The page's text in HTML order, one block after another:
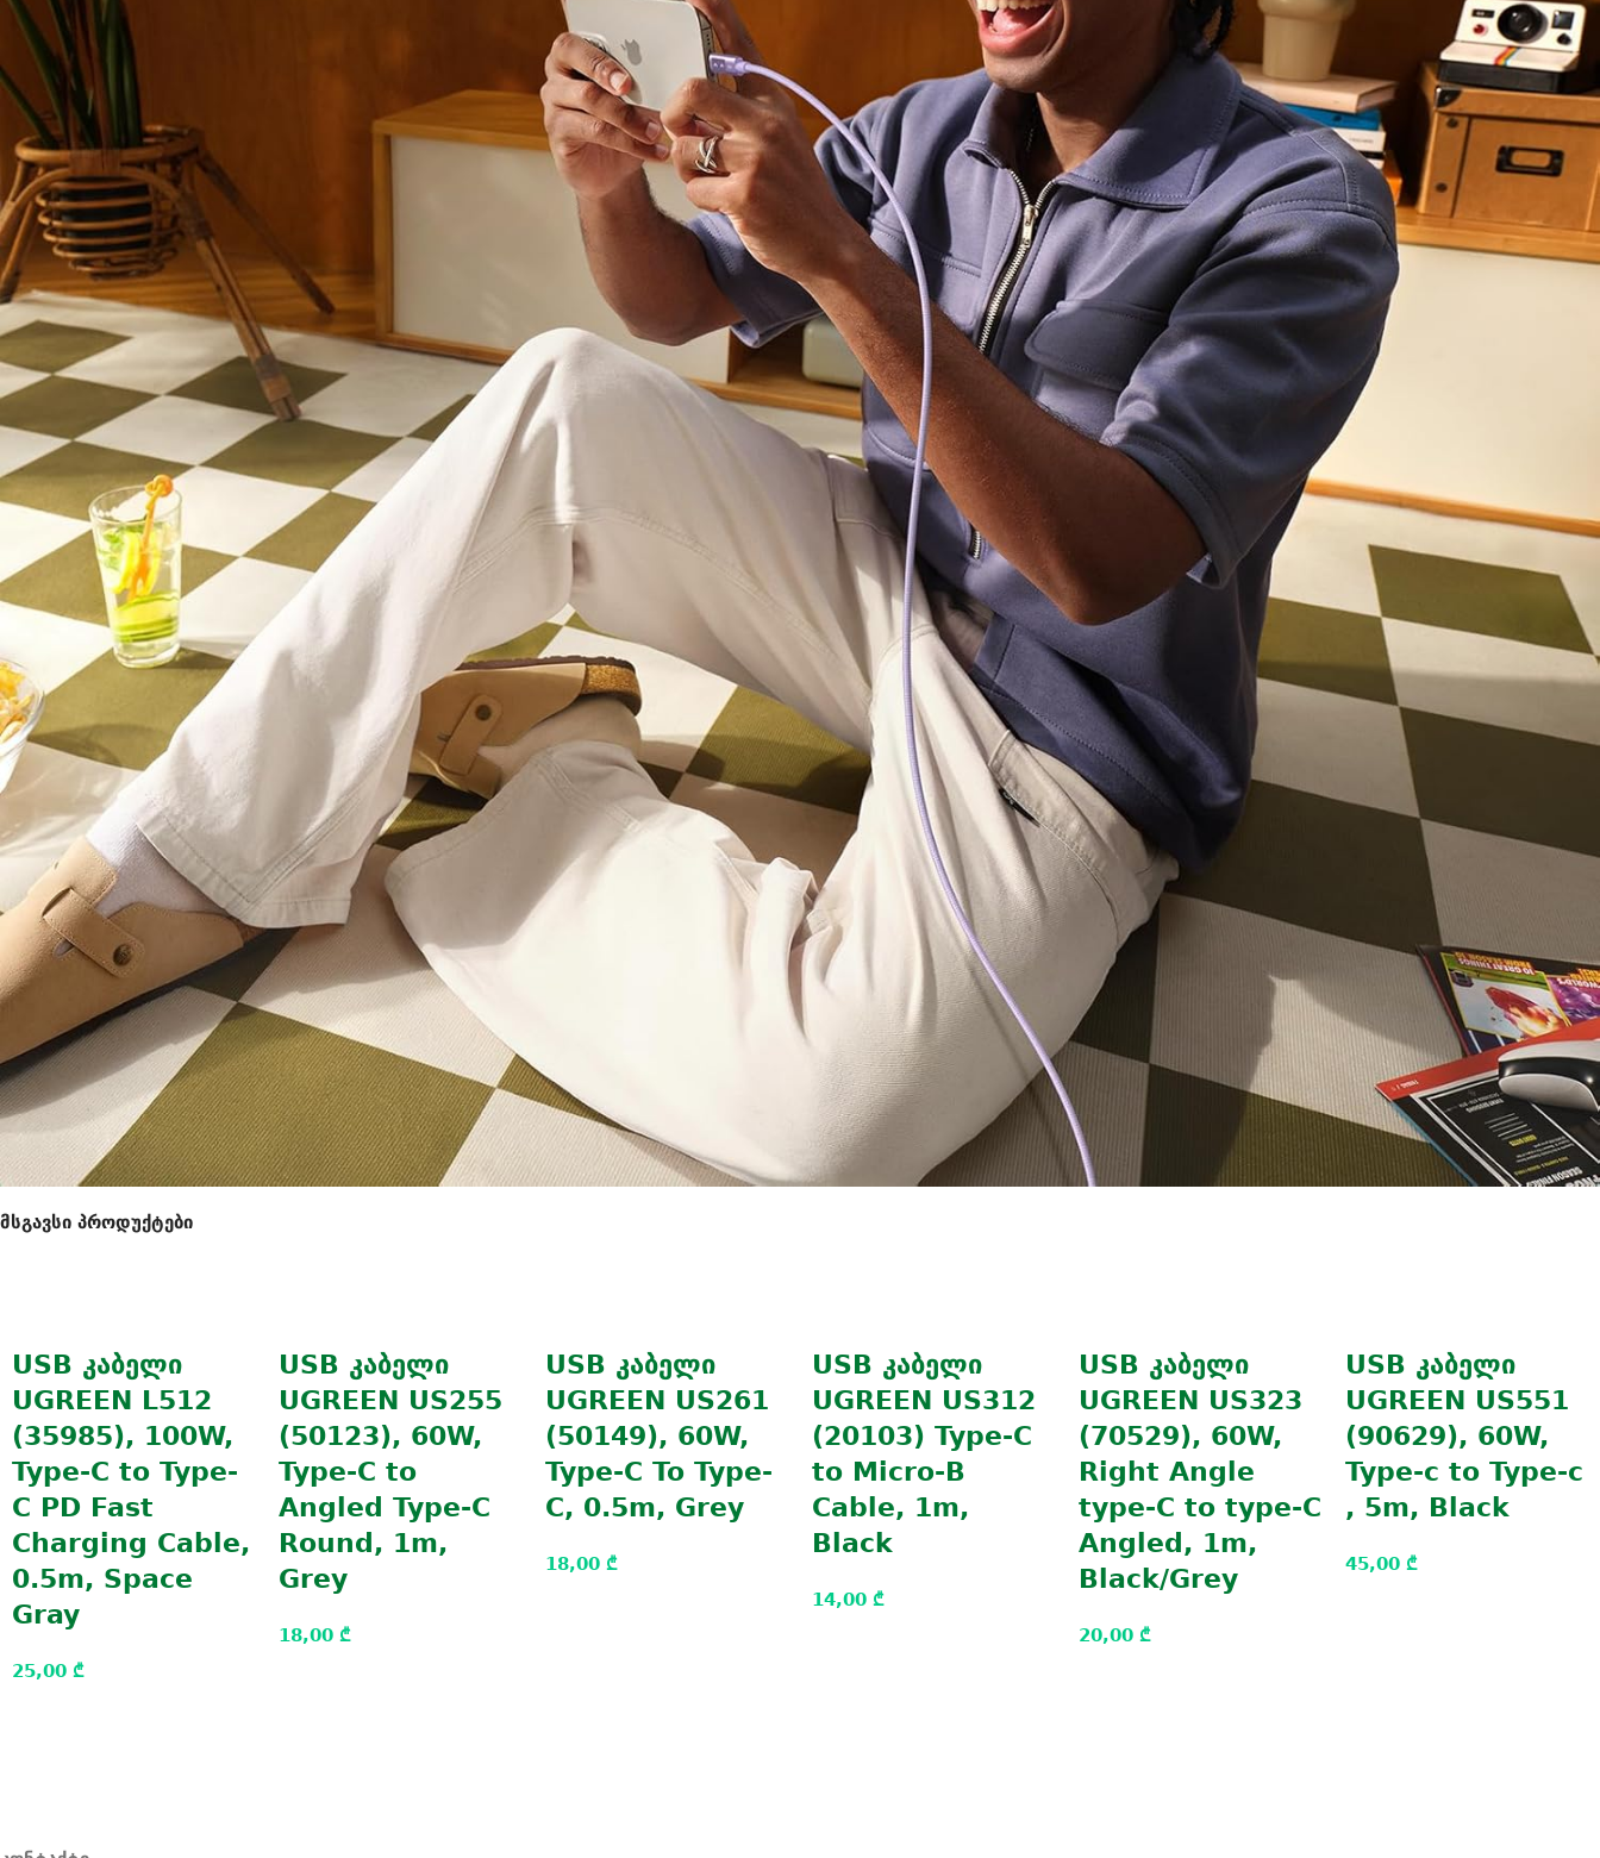
მსგავსი პროდუქტები
USB კაბელი
UGREEN L512
(35985), 100W,
Type-C to Type-
C PD Fast
Charging Cable,
0.5m, Space
Gray
25,00 ₾
USB კაბელი
UGREEN US255
(50123), 60W,
Type-C to
Angled Type-C
Round, 1m,
Grey
18,00 ₾
USB კაბელი
UGREEN US261
(50149), 60W,
Type-C To Type-
C, 0.5m, Grey
18,00 ₾
USB კაბელი
UGREEN US312
(20103) Type-C
to Micro-B
Cable, 1m,
Black
14,00 ₾
USB კაბელი
UGREEN US323
(70529), 60W,
Right Angle
type-C to type-C
Angled, 1m,
Black/Grey
20,00 ₾
USB კაბელი
UGREEN US551
(90629), 60W,
Type-c to Type-c
, 5m, Black
45,00 ₾